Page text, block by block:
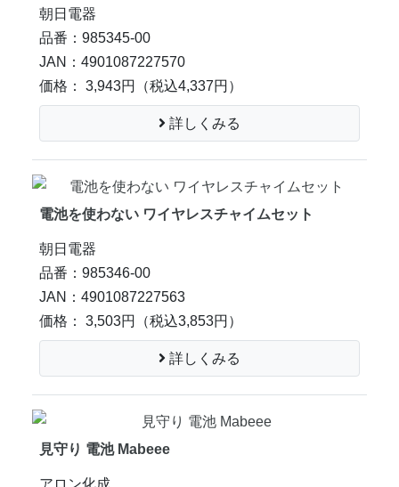
朝日電器
品番：985345-00
JAN：4901087227570
価格： 3,943円
（税込4,337円）
詳しくみる
電池を使わない ワイヤレスチャイムセット
朝日電器
品番：985346-00
JAN：4901087227563
価格： 3,503円
（税込3,853円）
詳しくみる
見守り 電池 Mabeee
アロン化成